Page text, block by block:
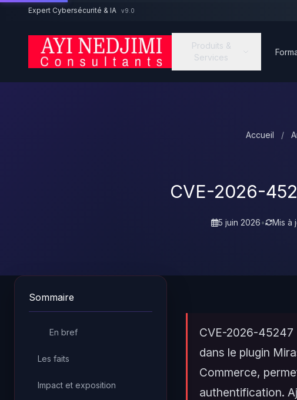
Aller au contenu principal
Expert Cybersécurité & IA v9.0
Produits &
Services
Accueil /
CVE-2026-
5 juin 2026• Mis à
Sommaire
En bref
Les faits
Impact et exposition
CVE-2026-45247
dans le plugin
Commerce,
authentification.